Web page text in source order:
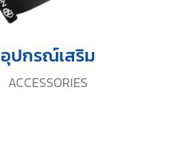
ACCESSORIES
อุปกรณ์เสริม